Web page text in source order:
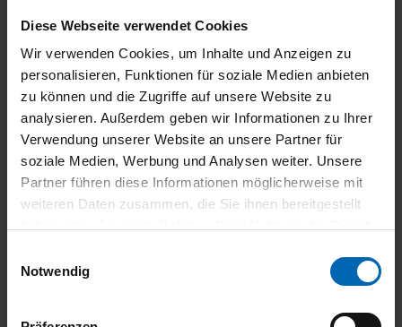
Diese Webseite verwendet Cookies
Wir verwenden Cookies, um Inhalte und Anzeigen zu
personalisieren, Funktionen für soziale Medien anbieten
zu können und die Zugriffe auf unsere Website zu
analysieren. Außerdem geben wir Informationen zu Ihrer
Verwendung unserer Website an unsere Partner für
soziale Medien, Werbung und Analysen weiter. Unsere
Partner führen diese Informationen möglicherweise mit
weiteren Daten zusammen, die Sie ihnen bereitgestellt
Notwendig
63.555,- €
Darlehensgesamtbetrag
60.638,- €
Nettodarlehensbetrag
37.810,- €
Schlussrate
Effektiver Jahreszins
Sollzinssatz p.A.
Bank
BMW Bank GmbH -
Lilienthalallee 26 -
80939 München